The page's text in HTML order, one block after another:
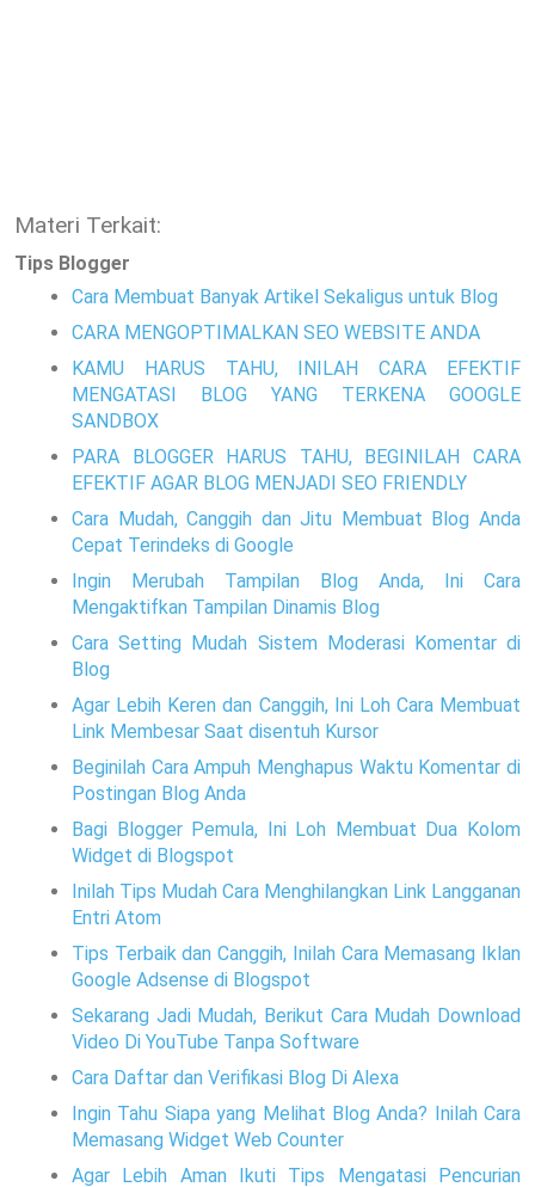
Materi Terkait:
Tips Blogger
Cara Membuat Banyak Artikel Sekaligus untuk Blog
CARA MENGOPTIMALKAN SEO WEBSITE ANDA
KAMU HARUS TAHU, INILAH CARA EFEKTIF
MENGATASI BLOG YANG TERKENA GOOGLE
SANDBOX
PARA BLOGGER HARUS TAHU, BEGINILAH CARA
EFEKTIF AGAR BLOG MENJADI SEO FRIENDLY
Cara Mudah, Canggih dan Jitu Membuat Blog Anda
Cepat Terindeks di Google
Ingin Merubah Tampilan Blog Anda, Ini Cara
Mengaktifkan Tampilan Dinamis Blog
Cara Setting Mudah Sistem Moderasi Komentar di
Blog
Agar Lebih Keren dan Canggih, Ini Loh Cara Membuat
Link Membesar Saat disentuh Kursor
Beginilah Cara Ampuh Menghapus Waktu Komentar di
Postingan Blog Anda
Bagi Blogger Pemula, Ini Loh Membuat Dua Kolom
Widget di Blogspot
Inilah Tips Mudah Cara Menghilangkan Link Langganan
Entri Atom
Tips Terbaik dan Canggih, Inilah Cara Memasang Iklan
Google Adsense di Blogspot
Sekarang Jadi Mudah, Berikut Cara Mudah Download
Video Di YouTube Tanpa Software
Cara Daftar dan Verifikasi Blog Di Alexa
Ingin Tahu Siapa yang Melihat Blog Anda? Inilah Cara
Memasang Widget Web Counter
Agar Lebih Aman Ikuti Tips Mengatasi Pencurian